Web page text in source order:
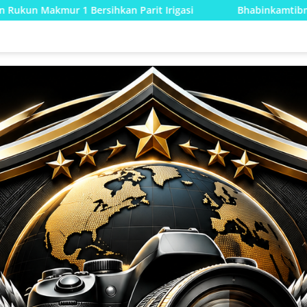
Parit Irigasi Bhabinkamtibmas Jrebeng Kidul Turun